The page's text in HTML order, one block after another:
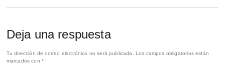
Deja una respuesta
Tu dirección de correo electrónico no será publicada.
Los campos obligatorios están
marcados con *